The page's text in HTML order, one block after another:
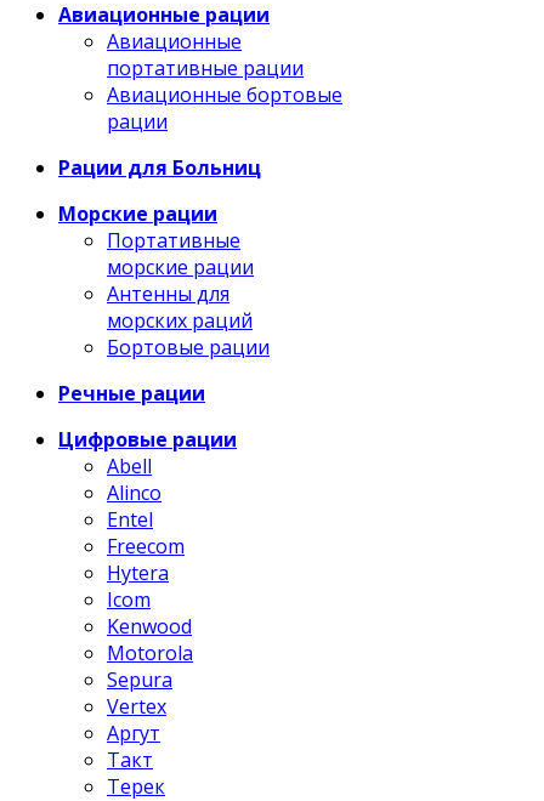
Авиационные рации
Авиационные
портативные рации
Авиационные бортовые
рации
Рации для Больниц
Морские рации
Портативные
морские рации
Антенны для
морских раций
Бортовые рации
Речные рации
Цифровые рации
Abell
Alinco
Entel
Freecom
Hytera
Icom
Kenwood
Motorola
Sepura
Vertex
Аргут
Такт
Терек